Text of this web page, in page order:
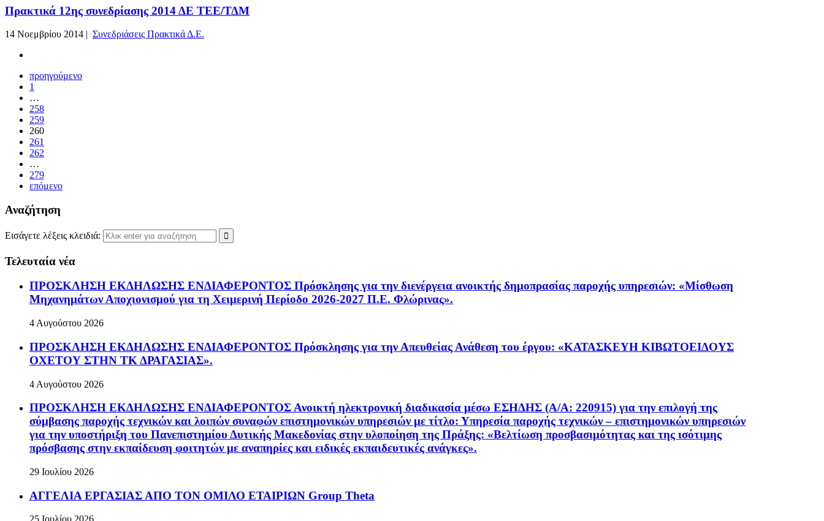
Πρακτικά 12ης συνεδρίασης 2014 ΔΕ ΤΕΕ/ΤΔΜ
14 Νοεμβρίου 2014 | Συνεδριάσεις Πρακτικά Δ.Ε.
προηγούμενο
1
…
258
259
260
261
262
…
279
επόμενο
Αναζήτηση
Εισάγετε λέξεις κλειδιά:
Τελευταία νέα
ΠΡΟΣΚΛΗΣΗ ΕΚΔΗΛΩΣΗΣ ΕΝΔΙΑΦΕΡΟΝΤΟΣ Πρόσκλησης για την διενέργεια ανοικτής δημοπρασίας παροχής υπηρεσιών: «Μίσθωση
Μηχανημάτων Αποχιονισμού για τη Χειμερινή Περίοδο 2026-2027 Π.Ε. Φλώρινας».
4 Αυγούστου 2026
ΠΡΟΣΚΛΗΣΗ ΕΚΔΗΛΩΣΗΣ ΕΝΔΙΑΦΕΡΟΝΤΟΣ Πρόσκλησης για την Απευθείας Ανάθεση του έργου: «ΚΑΤΑΣΚΕΥΗ ΚΙΒΩΤΟΕΙΔΟΥΣ
ΟΧΕΤΟΥ ΣΤΗΝ ΤΚ ΔΡΑΓΑΣΙΑΣ».
4 Αυγούστου 2026
ΠΡΟΣΚΛΗΣΗ ΕΚΔΗΛΩΣΗΣ ΕΝΔΙΑΦΕΡΟΝΤΟΣ Ανοικτή ηλεκτρονική διαδικασία μέσω ΕΣΗΔΗΣ (Α/Α: 220915) για την επιλογή της
σύμβασης παροχής τεχνικών και λοιπών συναφών επιστημονικών υπηρεσιών με τίτλο: Υπηρεσία παροχής τεχνικών – επιστημονικών υπηρεσιών
για την υποστήριξη του Πανεπιστημίου Δυτικής Μακεδονίας στην υλοποίηση της Πράξης: «Βελτίωση προσβασιμότητας και της ισότιμης
πρόσβασης στην εκπαίδευση φοιτητών με αναπηρίες και ειδικές εκπαιδευτικές ανάγκες».
29 Ιουλίου 2026
ΑΓΓΕΛΙΑ ΕΡΓΑΣΙΑΣ ΑΠΟ ΤΟΝ ΟΜΙΛΟ ΕΤΑΙΡΙΩΝ Group Theta